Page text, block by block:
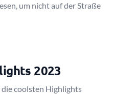
um nicht auf der Straße
2023
die coolsten Highlights